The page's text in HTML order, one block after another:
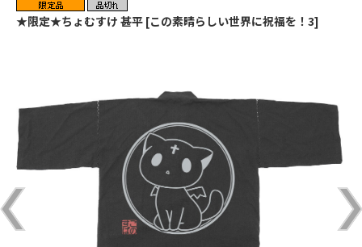
★限定★ちょむすけ 甚平 [この素晴らしい世界に祝福を！3]